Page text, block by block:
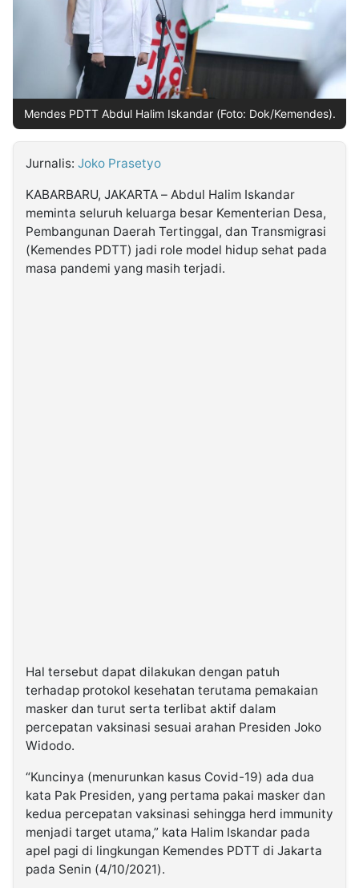
Kabarbaru.co
Mendes PDTT Abdul Halim Iskandar (Foto: Dok/Kemendes).
Jurnalis: Joko Prasetyo
KABARBARU, JAKARTA – Abdul Halim Iskandar
meminta seluruh keluarga besar Kementerian Desa,
Pembangunan Daerah Tertinggal, dan Transmigrasi
(Kemendes PDTT) jadi role model hidup sehat pada
masa pandemi yang masih terjadi.
Hal tersebut dapat dilakukan dengan patuh
terhadap protokol kesehatan terutama pemakaian
masker dan turut serta terlibat aktif dalam
percepatan vaksinasi sesuai arahan Presiden Joko
Widodo.
“Kuncinya (menurunkan kasus Covid-19) ada dua
kata Pak Presiden, yang pertama pakai masker dan
kedua percepatan vaksinasi sehingga herd immunity
menjadi target utama,” kata Halim Iskandar pada
apel pagi di lingkungan Kemendes PDTT di Jakarta
pada Senin (4/10/2021).